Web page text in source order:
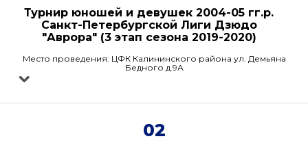
Турнир юношей и девушек 2004-05 гг.р.
Санкт-Петербургской Лиги Дзюдо
"Аврора" (3 этап сезона 2019-2020)
Место проведения: ЦФК Калининского района ул. Демьяна
Бедного д.9А
02